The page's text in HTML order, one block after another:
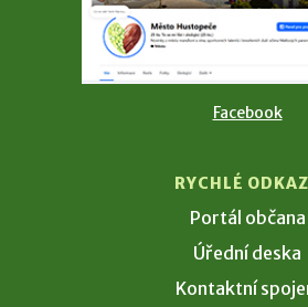
Facebook
RYCHLÉ
Portál občana
Úřední deska
Kontaktní